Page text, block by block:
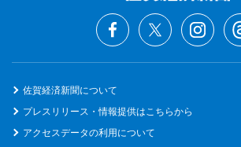
佐賀経済新聞について
プレスリリース・情報提供はこちらから
アクセスデータの利用について